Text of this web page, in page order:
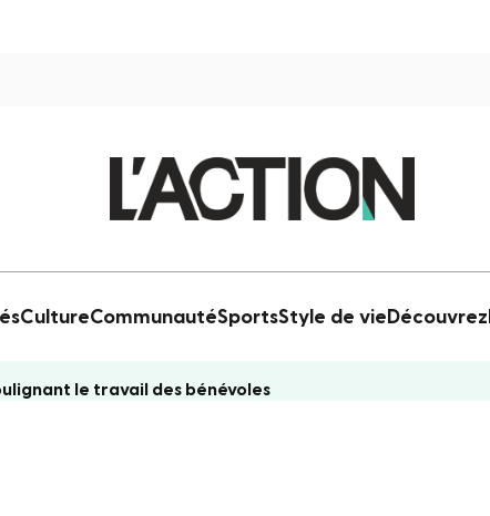
CultureCommunautéSportsStyle de vie Découvrez
le travail des bénévoles